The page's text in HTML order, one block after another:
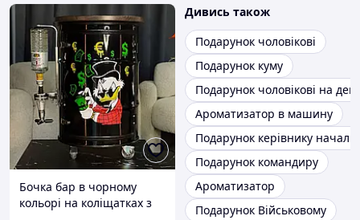
Бочка бар в чорному
кольорі на коліщатках з
Дивись також
Подарунок чоловікові
Подарунок куму
Подарунок чоловікові на
Ароматизатор в машину
Подарунок керівнику
Подарунок командиру
Ароматизатор
Подарунок Військовому